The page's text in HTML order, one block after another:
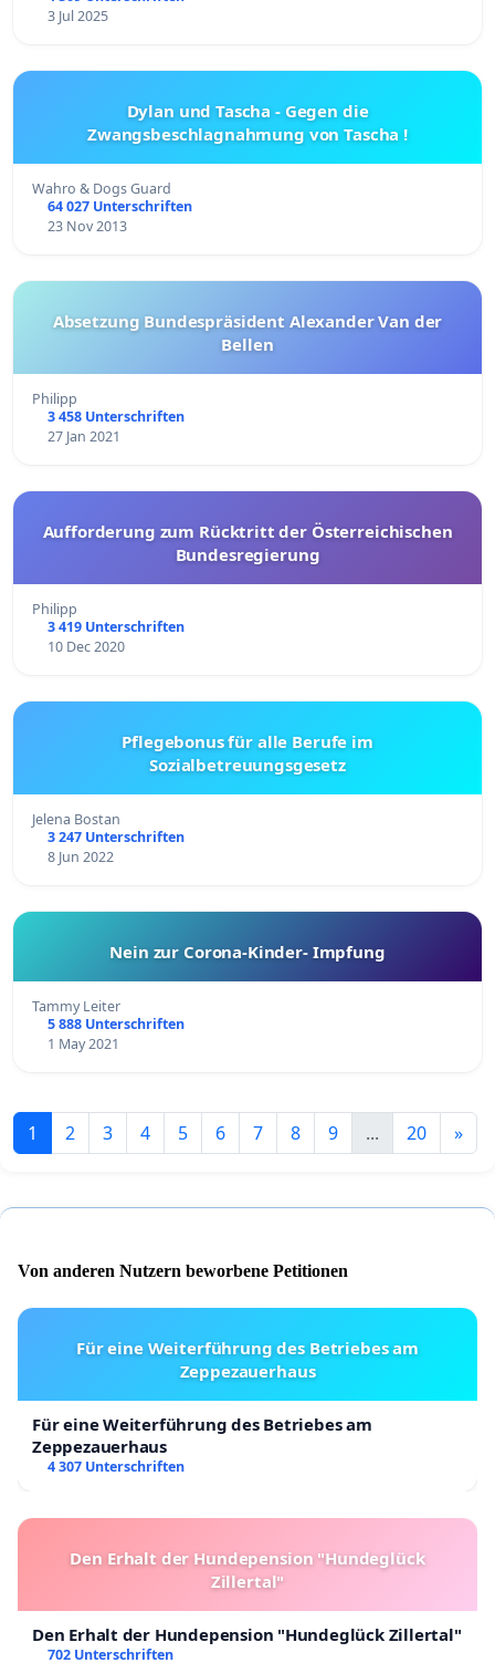
3 Jul 2025
Dylan und Tascha - Gegen die
Zwangsbeschlagnahmung von Tascha !
Wahro & Dogs Guard
64 027 Unterschriften
23 Nov 2013
Absetzung Bundespräsident Alexander Van der
Bellen
Philipp
3 458 Unterschriften
27 Jan 2021
Aufforderung zum Rücktritt der Österreichischen
Bundesregierung
Philipp
3 419 Unterschriften
10 Dec 2020
Pflegebonus für alle Berufe im
Sozialbetreuungsgesetz
Jelena Bostan
3 247 Unterschriften
8 Jun 2022
Nein zur Corona-Kinder- Impfung
Tammy Leiter
5 888 Unterschriften
1 May 2021
1 2 3 4 5 6 7 8 9 ... 20 »
Von anderen Nutzern beworbene Petitionen
Für eine Weiterführung des Betriebes am
Zeppezauerhaus
Für eine Weiterführung des Betriebes am
Zeppezauerhaus
4 307 Unterschriften
Den Erhalt der Hundepension "Hundeglück
Zillertal"
Den Erhalt der Hundepension "Hundeglück Zillertal"
702 Unterschriften